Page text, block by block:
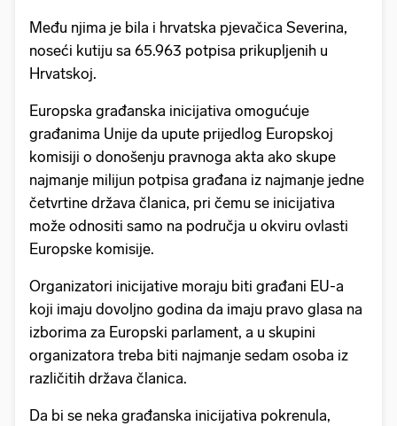
Među njima je bila i hrvatska pjevačica Severina,
noseći kutiju sa 65.963 potpisa prikupljenih u
Hrvatskoj.
Europska građanska inicijativa omogućuje
građanima Unije da upute prijedlog Europskoj
komisiji o donošenju pravnoga akta ako skupe
najmanje milijun potpisa građana iz najmanje jedne
četvrtine država članica, pri čemu se inicijativa
može odnositi samo na područja u okviru ovlasti
Europske komisije.
Organizatori inicijative moraju biti građani EU-a
koji imaju dovoljno godina da imaju pravo glasa na
izborima za Europski parlament, a u skupini
organizatora treba biti najmanje sedam osoba iz
različitih država članica.
Da bi se neka građanska inicijativa pokrenula,